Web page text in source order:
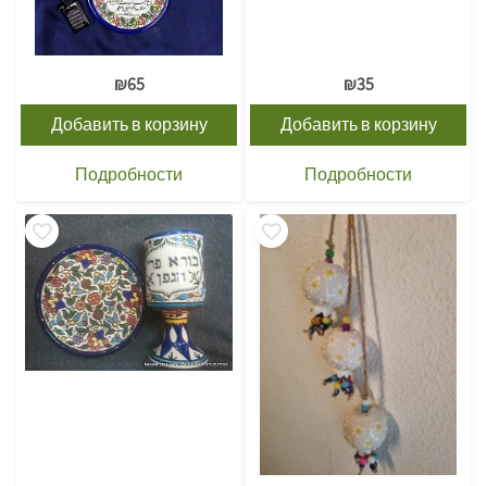
₪65
Добавить в корзину
Подробности
₪35
Добавить в корзину
Подробности